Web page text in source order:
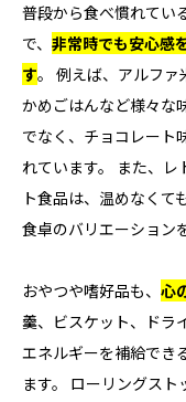
普段から食べ慣れてい
で、 非常時でも安心感
す。 例えば、アルフ
かめごはんなど様々な
でなく、チョコレート
れています。 また、
ト食品は、温めなくて
食卓のバリエーション
おやつや嗜好品も、 心
羹、ビスケット、ドラ
エネルギーを補給でき
ます。 ローリングス